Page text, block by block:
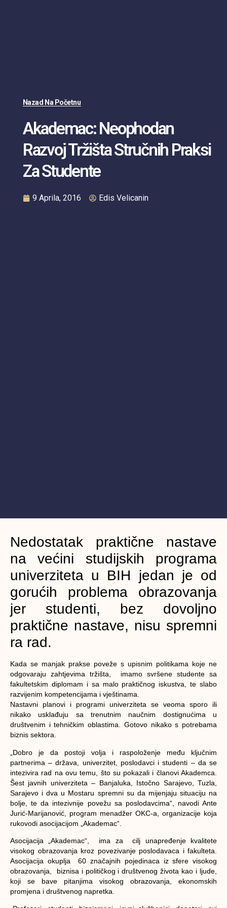
Nazad Na Početnu
Akademac: Neophodan
Razvoj Tržišta Stručnih Praksi
Za Studente
9 Aprila, 2016 Edis Velicanin
Nedostatak praktične nastave
na većini studijskih programa
univerziteta u BIH jedan je od
gorućih problema obrazovanja
jer studenti, bez dovoljno
praktične nastave, nisu spremni
ra rad.
Kada se manjak prakse poveže s upisnim politikama koje ne
odgovaraju zahtjevima tržišta, imamo svršene studente sa
fakultetskim diplomam i sa malo praktičnog iskustva, te slabo
razvijenim kompetencijama i vještinama.
Nastavni planovi i programi univerziteta se veoma sporo ili
nikako usklađuju sa trenutnim naučnim dostignućima u
društvenim i tehničkim oblastima. Gotovo nikako s potrebama
biznis sektora.
„Dobro je da postoji volja i raspoloženje među ključnim
partnerima – država, univerzitet, poslodavci i studenti – da se
intezivira rad na ovu temu, što su pokazali i članovi Akademca.
Šest javnih univerziteta – Banjaluka, Istočno Sarajevo, Tuzla,
Sarajevo i dva u Mostaru spremni su da mijenjaju situaciju na
bolje, te da intezivnije povežu sa poslodavcima“, navodi Ante
Jurić-Marijanović, program menadžer OKC-a, organizacije koja
rukovodi asocijacijom „Akademac“.
Asocijacija „Akademac“, ima za cilj unapređenje kvalitete
visokog obrazovanja kroz povezivanje poslodavaca i fakulteta.
Asocijacija okuplja 60 značajnih pojedinaca iz sfere visokog
obrazovanja, biznisa i političkog i društvenog života kao i ljude,
koji se bave pitanjima visokog obrazovanja, ekonomskih
promjena i društvenog napretka.